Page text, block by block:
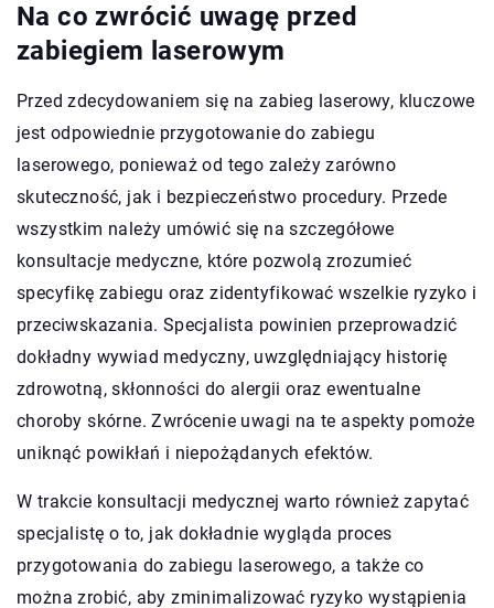
Na co zwrócić uwagę przed
zabiegiem laserowym
Przed zdecydowaniem się na zabieg laserowy, kluczowe
jest odpowiednie przygotowanie do zabiegu
laserowego, ponieważ od tego zależy zarówno
skuteczność, jak i bezpieczeństwo procedury. Przede
wszystkim należy umówić się na szczegółowe
konsultacje medyczne, które pozwolą zrozumieć
specyfikę zabiegu oraz zidentyfikować wszelkie ryzyko i
przeciwskazania. Specjalista powinien przeprowadzić
dokładny wywiad medyczny, uwzględniający historię
zdrowotną, skłonności do alergii oraz ewentualne
choroby skórne. Zwrócenie uwagi na te aspekty pomoże
uniknąć powikłań i niepożądanych efektów.
W trakcie konsultacji medycznej warto również zapytać
specjalistę o to, jak dokładnie wygląda proces
przygotowania do zabiegu laserowego, a także co
można zrobić, aby zminimalizować ryzyko wystąpienia